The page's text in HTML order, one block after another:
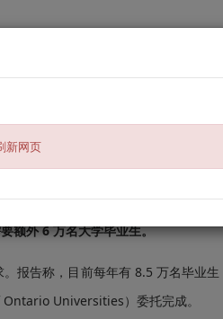
与卖 汽车相关 宠物
才最抢手
额外 6 万名大学毕业生。
报告称，目前每年有 8.5 万名毕业
Universities）委托完成。
新网页